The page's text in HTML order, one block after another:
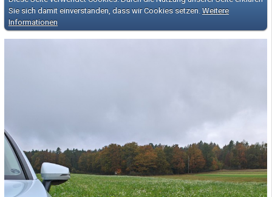
Sie sich damit einverstanden, dass wir Cookies setzen. Weitere
Informationen